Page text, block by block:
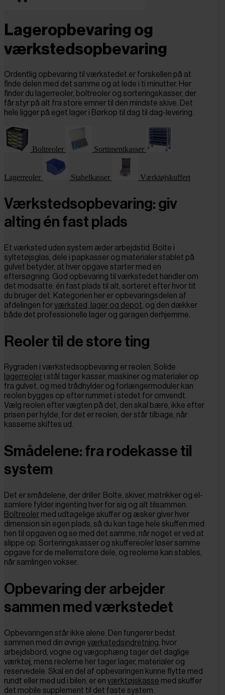
Lageropbevaring og
værkstedsopbevaring
Ordentlig opbevaring til værkstedet er forskellen på at
finde delen med det samme og at lede i ti minutter. Her
finder du lagerreoler, boltreoler og sorteringskasser, der
får styr på alt fra store emner til den mindste skive. Det
hele ligger på eget lager i Børkop til dag til dag-levering.
Boltreoler Sortimentkasser
Lagerreoler Stabelkasser Værktøjskuffert
Værkstedsopbevaring: giv
alting én fast plads
Et værksted uden system æder arbejdstid. Bolte i
syltetøjsglas, dele i papkasser og materialer stablet på
gulvet betyder, at hver opgave starter med en
eftersøgning. God opbevaring til værkstedet handler om
det modsatte: én fast plads til alt, sorteret efter hvor tit
du bruger det. Kategorien her er opbevaringsdelen af
afdelingen forværksted, lager og depot , og den dækker
både det professionelle lager og garagen derhjemme.
Reoler til de store ting
Rygraden i værkstedsopbevaring er reolen. Solide
lagerreoler i stål tager kasser, maskiner og materialer op
fra gulvet, og med trådhylder og forlængermoduler kan
reolen bygges op efter rummet i stedet for omvendt.
Vælg reolen efter vægten på det, den skal bære, ikke efter
prisen per hylde, for det er reolen, der står tilbage, når
kasserne skiftes ud.
Smådelene: fra rodekasse til
system
Det er smådelene, der driller. Bolte, skiver, møtrikker og el-
samlere fylder ingenting hver for sig og alt tilsammen.
Boltreoler med udtagelige skuffer og æsker giver hver
dimension sin egen plads, så du kan tage hele skuffen med
hen til opgaven og se med det samme, når noget er ved at
slippe op. Sorteringskasser og skuffereoler løser samme
opgave for de mellemstore dele, og reolerne kan stables,
når samlingen vokser.
Opbevaring der arbejder
sammen med værkstedet
Opbevaringen står ikke alene. Den fungerer bedst
sammen med din øvrige værkstedsindretning , hvor
arbejdsbord, vogne og vægophæng tager det daglige
værktøj, mens reolerne her tager lager, materialer og
reservedele. Skal en del af opbevaringen kunne flytte med
rundt eller med ud i bilen, er en værktøjskasse med skuffer
det mobile supplement til det faste system.